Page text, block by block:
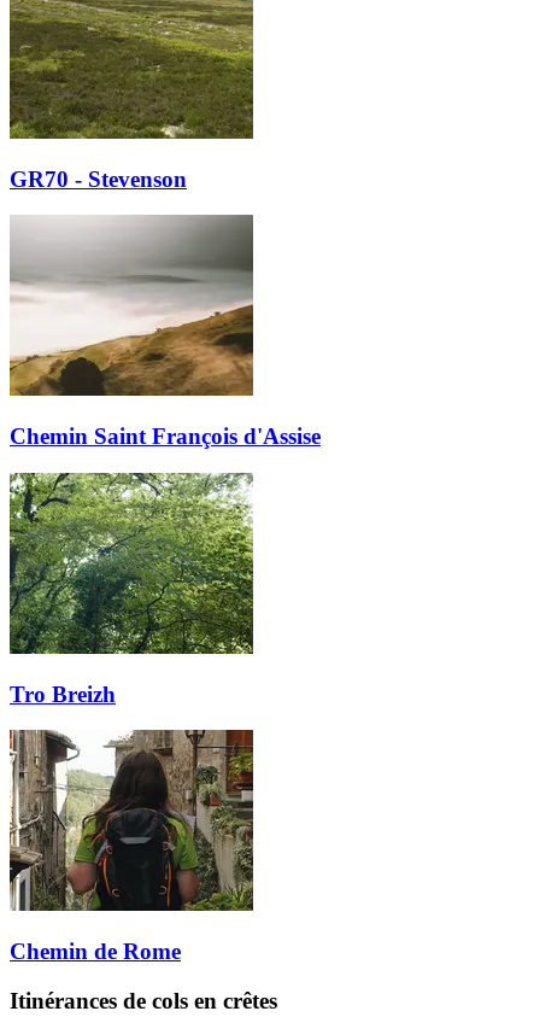
GR70 - Stevenson
Chemin Saint François d'Assise
Tro Breizh
Chemin de Rome
Itinérances de cols en crêtes